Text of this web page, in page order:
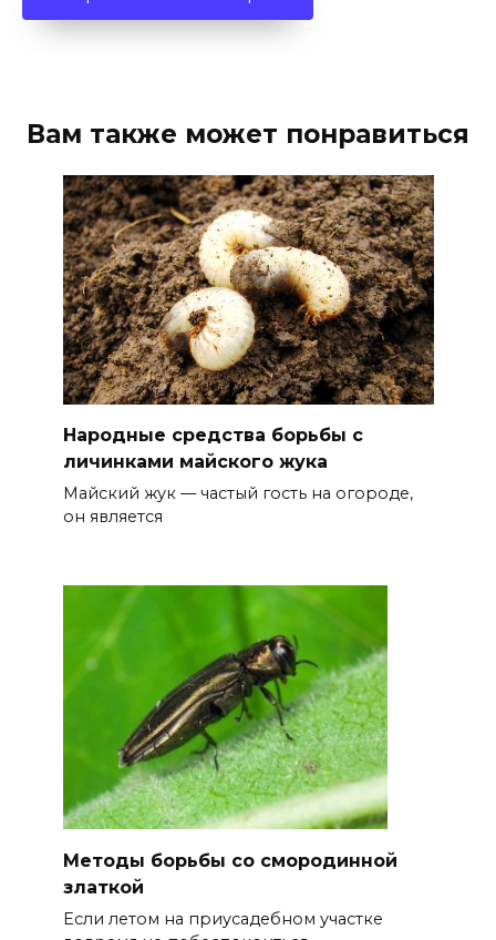
Вам также может понравиться
Народные средства борьбы с
личинками майского жука
Майский жук — частый гость на огороде,
он является
Методы борьбы со смородинной
златкой
Если летом на приусадебном участке